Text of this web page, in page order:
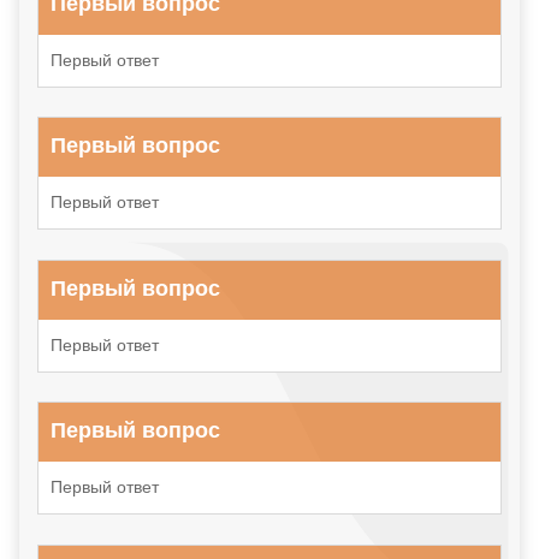
Первый ответ
Первый вопрос
Первый ответ
Первый вопрос
Первый ответ
Первый вопрос
Первый ответ